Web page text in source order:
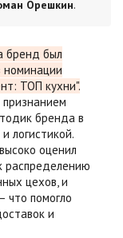
Орешкин.
бренд был
номинации
ТОП кухни".
бренда в
логистикой.
оценил
распределению
цехов, и
что помогло
и